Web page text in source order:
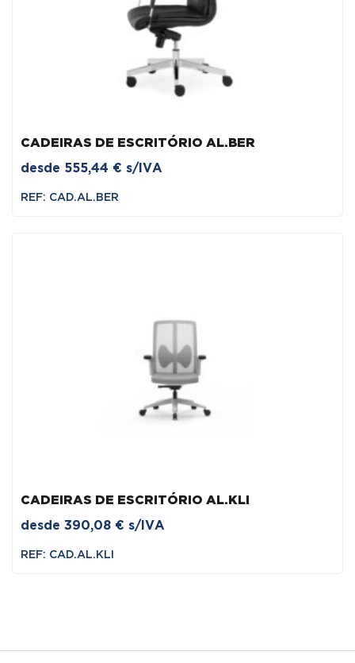
CADEIRAS DE ESCRITÓRIO AL.BER
desde 555,44 € s/IVA
REF: CAD.AL.BER
CADEIRAS DE ESCRITÓRIO AL.KLI
desde 390,08 € s/IVA
REF: CAD.AL.KLI